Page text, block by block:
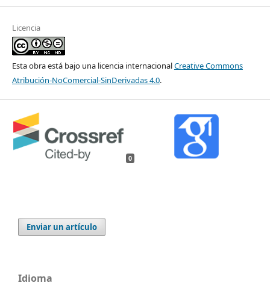
Licencia
Esta obra está bajo una licencia internacionalCreative Commons
Atribución-NoComercial-SinDerivadas 4.0.
0
Enviar un artículo
Idioma